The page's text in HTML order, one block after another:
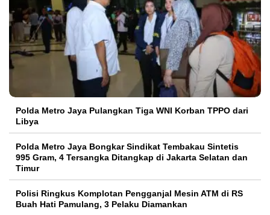
Polda Metro Jaya Pulangkan Tiga WNI Korban TPPO dari
Libya
Polda Metro Jaya Bongkar Sindikat Tembakau Sintetis
995 Gram, 4 Tersangka Ditangkap di Jakarta Selatan dan
Timur
Polisi Ringkus Komplotan Pengganjal Mesin ATM di RS
Buah Hati Pamulang, 3 Pelaku Diamankan